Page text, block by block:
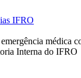
IFRO
médica
Interna do IFRO